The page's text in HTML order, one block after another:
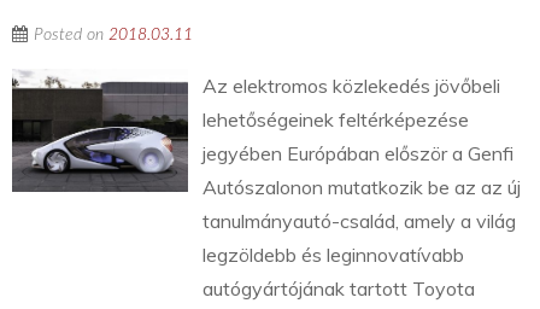
Posted on 2018.03.11
Az elektromos közlekedés jövőbeli
lehetőségeinek feltérképezése
jegyében Európában először a Genfi
Autószalonon mutatkozik be az az új
tanulmányautó-család, amely a világ
legzöldebb és leginnovatívabb
autógyártójának tartott Toyota